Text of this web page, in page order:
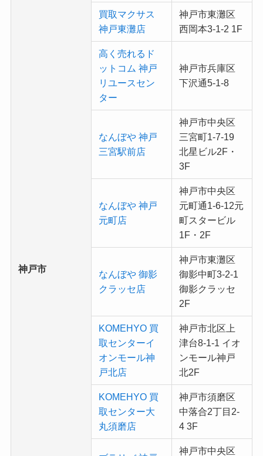
神戸市
買取マクサス
神戸東灘店
神戸市東灘区
西岡本3-1-2 1F
高く売れるド
ットコム 神戸
リユースセン
ター
神戸市兵庫区
下沢通5-1-8
なんぼや 神戸
三宮駅前店
神戸市中央区
三宮町1-7-19
北星ビル2F・
3F
なんぼや 神戸
元町店
神戸市中央区
元町通1-6-12元
町スタービル
1F・2F
なんぼや 御影
クラッセ店
神戸市東灘区
御影中町3-2-1
御影クラッセ
2F
KOMEHYO 買
取センターイ
オンモール神
戸北店
神戸市北区上
津台8-1-1 イオ
ンモール神戸
北2F
KOMEHYO 買
取センター大
丸須磨店
神戸市須磨区
中落合2丁目2-
4 3F
神戸市中央区